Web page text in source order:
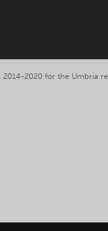
2014-2020 for the Umbria